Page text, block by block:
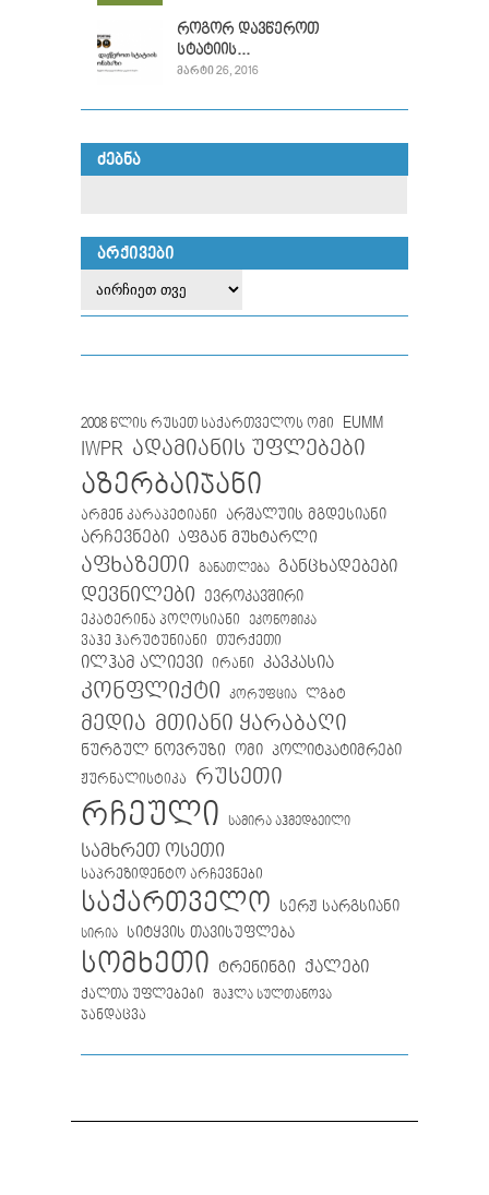
როგორ დავწეროთ
სტატიის...
ᲛᲐᲠᲢᲘ 26, 2016
ᲫᲔᲑᲜᲐ
ᲐᲠᲥᲘᲕᲔᲑᲘ
2008 წლის რუსეთ საქართველოს ომი EUMM
IWPR ადამიანის უფლებები
აზერბაიჯანი
არმენ კარაპეტიანი არშალუის მგდესიანი
არჩევნები აფგან მუხტარლი
აფხაზეთი განათლება განცხადებები
დევნილები
ევროკავშირი
ეკატერინა პოღოსიანი
ეკონომიკა
ვაჰე ჰარუტუნიანი თურქეთი
ილჰამ ალიევი ირანი კავკასია
კონფლიქტი კორუფცია ლგბტ
მედია მთიანი ყარაბაღი
ნურგულ ნოვრუზი ომი პოლიტპატიმრები
ჟურნალისტიკა
რუსეთი
რჩეული სამირა აჰმედბეილი
სამხრეთ ოსეთი
საპრეზიდენტო არჩევნები
საქართველო სერჟ სარგსიანი
სირია სიტყვის თავისუფლება
სომხეთი ტრენინგი ქალები
ქალთა უფლებები შაჰლა სულთანოვა
ჯანდაცვა